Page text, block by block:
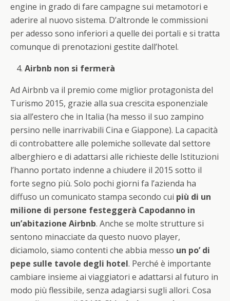
engine in grado di fare campagne sui metamotori e
aderire al nuovo sistema. D’altronde le commissioni
per adesso sono inferiori a quelle dei portali e si tratta
comunque di prenotazioni gestite dall’hotel.
Airbnb non si fermerà
Ad Airbnb va il premio come miglior protagonista del
Turismo 2015, grazie alla sua crescita esponenziale
sia all’estero che in Italia (ha messo il suo zampino
persino nelle inarrivabili Cina e Giappone). La capacità
di controbattere alle polemiche sollevate dal settore
alberghiero e di adattarsi alle richieste delle Istituzioni
l’hanno portato indenne a chiudere il 2015 sotto il
forte segno più. Solo pochi giorni fa l’azienda ha
diffuso un comunicato stampa secondo cui più di un
milione di persone festeggerà Capodanno in
un’abitazione Airbnb. Anche se molte strutture si
sentono minacciate da questo nuovo player,
diciamolo, siamo contenti che abbia messo un po’ di
pepe sulle tavole degli hotel. Perché è importante
cambiare insieme ai viaggiatori e adattarsi al futuro in
modo più flessibile, senza adagiarsi sugli allori. Cosa